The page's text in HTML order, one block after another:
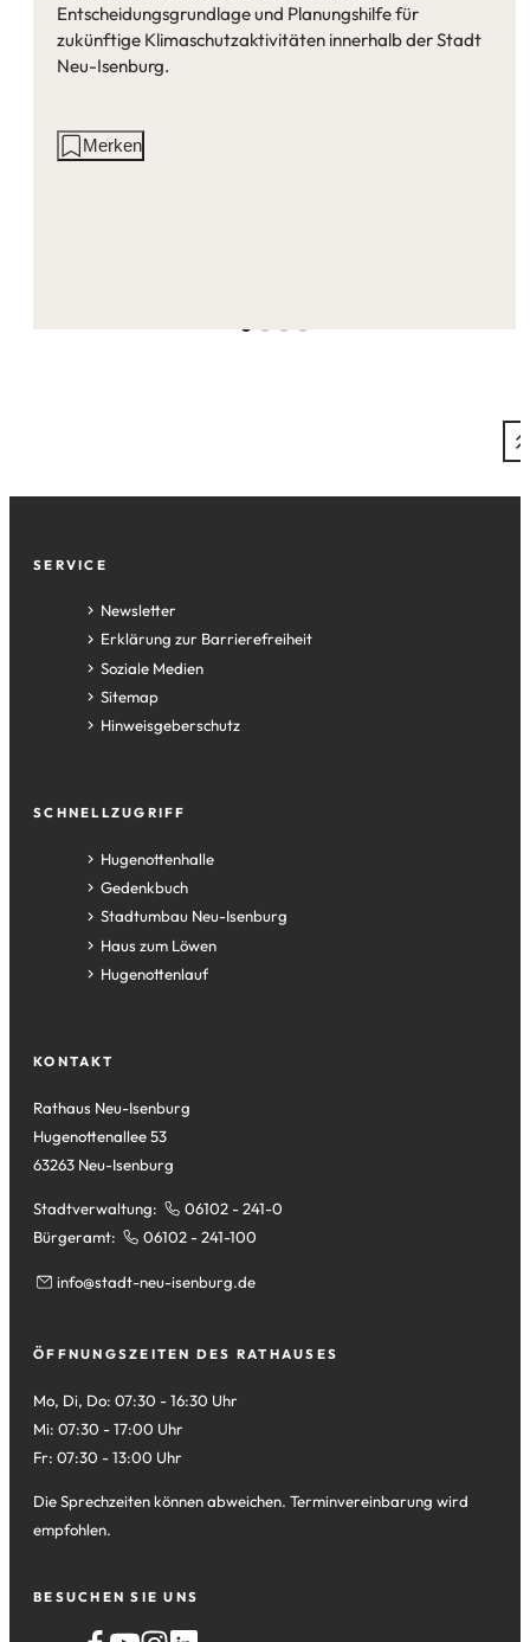
Entscheidungsgrundlage und Planungshilfe für
zukünftige Klimaschutzaktivitäten innerhalb der Stadt
Neu-Isenburg.
AktionenMerken
Fußzeile
SERVICE
Newsletter
Erklärung zur Barrierefreiheit
Soziale Medien
Sitemap
Hinweisgeberschutz
SCHNELLZUGRIFF
Hugenottenhalle
(Öffnet
in
einem
neuen
Tab)
Gedenkbuch
(Öffnet
in
einem
neuen
Stadtumbau Neu-Isenburg
(Öffnet
in
einem
Haus zum Löwen
(Öffnet
in
Tab)
Hugenottenlauf
(Öffnet
neuen
KONTAKT
Rathaus Neu-Isenburg
Hugenottenallee 53
63263 Neu-Isenburg
Stadtverwaltung:
06102 - 241-0
Bürgeramt:
06102 - 241-100
info stadt-neu-isenburg de
ÖFFNUNGSZEITEN DES RATHAUSES
Mo, Di, Do: 07:30 - 16:30 Uhr
Mi: 07:30 - 17:00 Uhr
Fr: 07:30 - 13:00 Uhr
Die Sprechzeiten können abweichen. Terminvereinbarung wird
empfohlen.
BESUCHEN SIE UNS